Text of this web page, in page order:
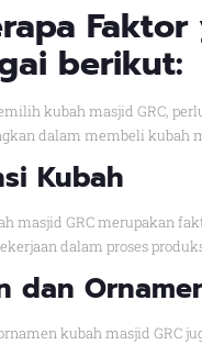
berikut:
kubah masjid GRC,
dalam membeli kubah
Kubah
masjid GRC merupakan
dalam proses
dan
kubah masjid GRC